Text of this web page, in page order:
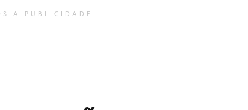
A PUBLICIDADE